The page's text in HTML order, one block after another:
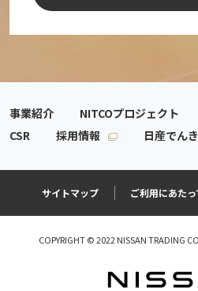
事業紹介 NITCOプロジェクト
CSR
採用情報 日産でんき
サイトマップ ご利用にあたっ
COPYRIGHT © 2022 NISSAN TRADING